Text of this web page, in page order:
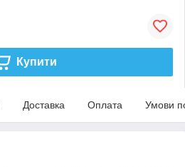
Купити
Доставка Оплата Умови